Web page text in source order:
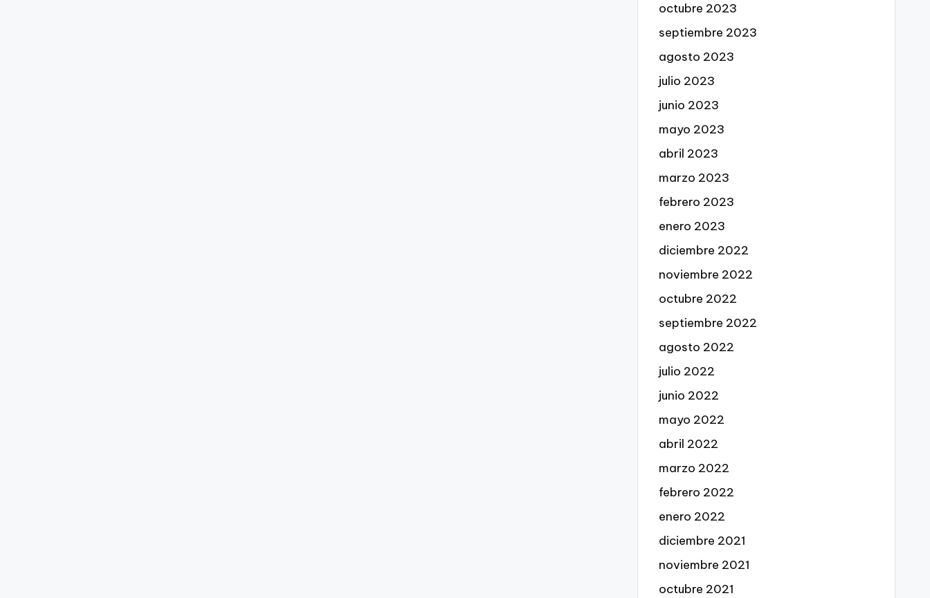
octubre 2023
septiembre 2023
agosto 2023
julio 2023
junio 2023
mayo 2023
abril 2023
marzo 2023
febrero 2023
enero 2023
diciembre 2022
noviembre 2022
octubre 2022
septiembre 2022
agosto 2022
julio 2022
junio 2022
mayo 2022
abril 2022
marzo 2022
febrero 2022
enero 2022
diciembre 2021
noviembre 2021
octubre 2021